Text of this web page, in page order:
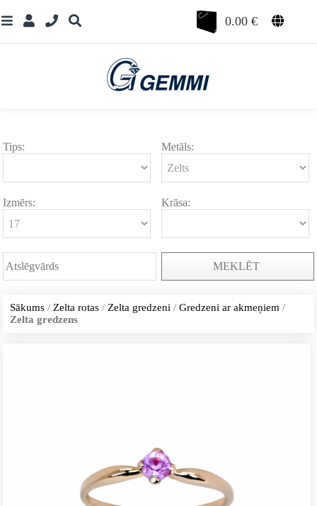
0.00€
Tips: Metāls:
Izmērs: Krāsa:
MEKLĒT
Sākums / Zelta rotas / Zelta gredzeni /Gredzeni ar akmeņiem /
Zelta gredzens